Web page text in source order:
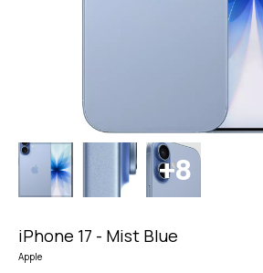
iPhone 17 - Mist Blue
Apple